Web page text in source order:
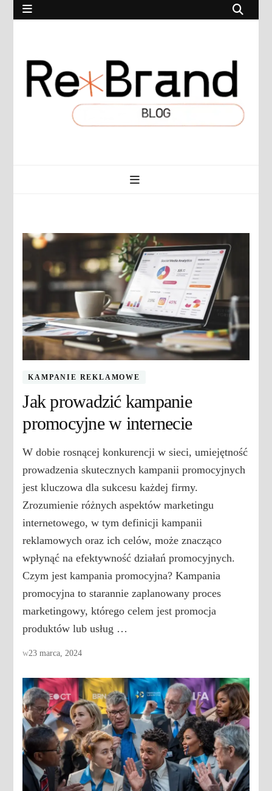
KAMPANIE REKLAMOWE
Jak prowadzić kampanie
promocyjne w internecie
W dobie rosnącej konkurencji w sieci, umiejętność
prowadzenia skutecznych kampanii promocyjnych
jest kluczowa dla sukcesu każdej firmy.
Zrozumienie różnych aspektów marketingu
internetowego, w tym definicji kampanii
reklamowych oraz ich celów, może znacząco
wpłynąć na efektywność działań promocyjnych.
Czym jest kampania promocyjna? Kampania
promocyjna to starannie zaplanowany proces
marketingowy, którego celem jest promocja
produktów lub usług …
w23 marca, 2024